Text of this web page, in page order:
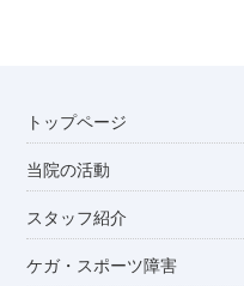
トップページ
当院の活動
スタッフ紹介
ケガ・スポーツ障害